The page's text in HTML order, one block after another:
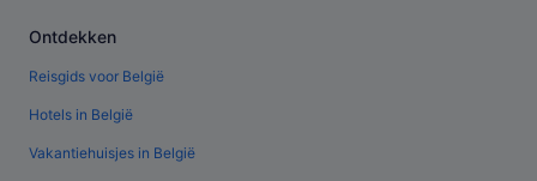
Ontdekken
Reisgids voor België
Hotels in België
Vakantiehuisjes in België